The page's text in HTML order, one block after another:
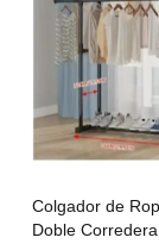
Colgador de
Doble Corredera